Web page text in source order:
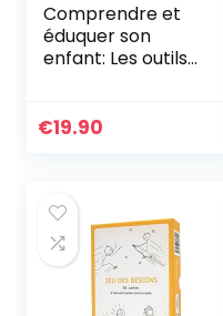
Comprendre et
éduquer son
enfant: Les outils
positive pour
€19.90